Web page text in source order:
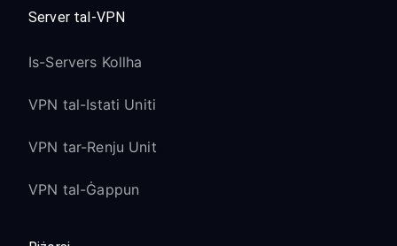
Server tal-VPN
Is-Servers Kollha
VPN tal-Istati Uniti
VPN tar-Renju Unit
VPN tal-Ġappun